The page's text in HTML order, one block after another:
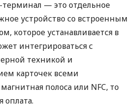
терминал — это отдельное
устройство со встроенным
которое устанавливается в
интегрироваться с
техникой и
карточек всеми
полоса или NFC, то
оплата.